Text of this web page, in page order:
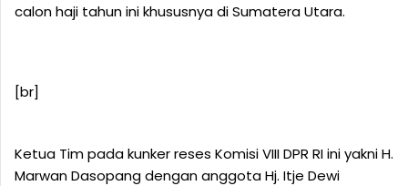
calon haji tahun ini khususnya di Sumatera Utara.
[br]
Ketua Tim pada kunker reses Komisi VIII DPR RI ini yakni H.
Marwan Dasopang dengan anggota Hj. Itje Dewi